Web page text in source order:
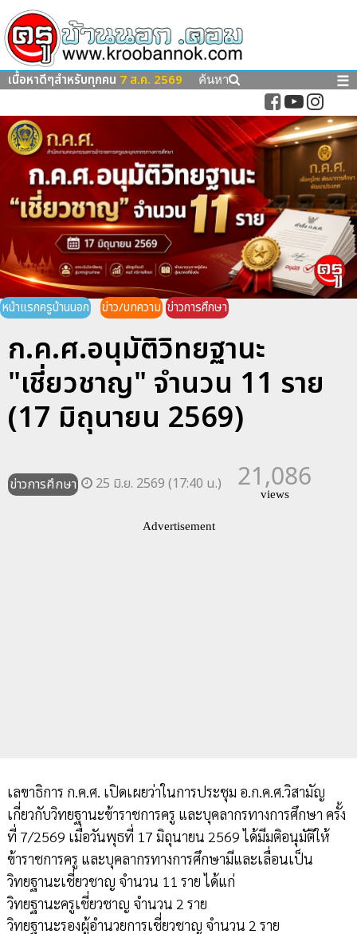
เนื้อหาดีๆสำหรับทุกคน 7 ส.ค. 2569 ค้นหา ☰
หน้าแรกครูบ้านนอก ข่าว/บทความ ข่าวการศึกษา
ก.ค.ศ.อนุมัติวิทยฐานะ
"เชี่ยวชาญ" จำนวน 11 ราย
(17 มิถุนายน 2569)
ข่าวการศึกษา 25 มิ.ย. 2569 (17:40 น.) 21,086
views
Advertisement
เลขาธิการ ก.ค.ศ. เปิดเผยว่าในการประชุม อ.ก.ค.ศ.วิสามัญ
เกี่ยวกับวิทยฐานะข้าราชการครู และบุคลากรทางการศึกษา ครั้ง
ที่ 7/2569 เมื่อวันพุธที่ 17 มิถุนายน 2569 ได้มีมติอนุมัติให้
ข้าราชการครู และบุคลากรทางการศึกษามีและเลื่อนเป็น
วิทยฐานะเชี่ยวชาญ จำนวน 11 ราย ได้แก่
วิทยฐานะครูเชี่ยวชาญ จำนวน 2 ราย
วิทยฐานะรองผู้อำนวยการเชี่ยวชาญ จำนวน 2 ราย